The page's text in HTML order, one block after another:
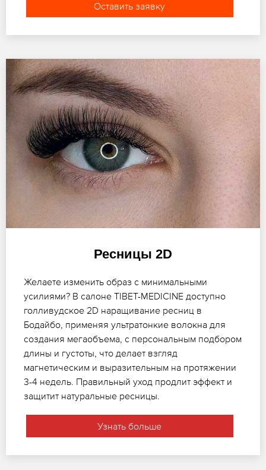
Оставить заявку
Ресницы 2D
Желаете изменить образ с минимальными
усилиями? В салоне TIBET-MEDICINE доступно
голливудское 2D наращивание ресниц в
Бодайбо, применяя ультратонкие волокна для
создания мегаобъема, с персональным подбором
длины и густоты, что делает взгляд
магнетическим и выразительным на протяжении
3-4 недель. Правильный уход продлит эффект и
защитит натуральные ресницы.
Узнать больше